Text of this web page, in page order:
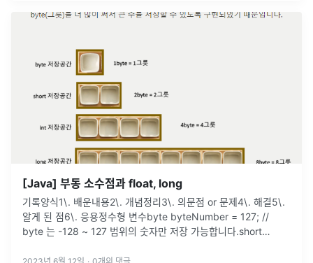
[Java] 부동 소수점과 float, long
기록양식1\. 배운내용2\. 개념정리3\. 의문점 or 문제4\. 해결5\.
알게 된 점6\. 응용정수형 변수byte byteNumber = 127; //
byte 는 -128 ~ 127 범위의 숫자만 저장 가능합니다.short